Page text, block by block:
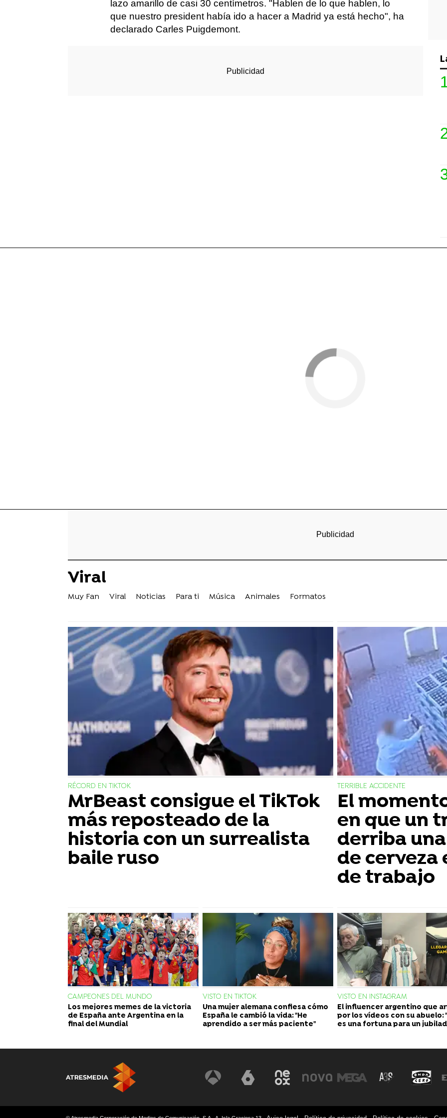
lazo amarillo de casi 30 centímetros. "Hablen de lo que hablen, lo
que nuestro president había ido a hacer a Madrid ya está hecho", ha
declarado Carles Puigdemont.
Viral
Muy Fan Viral Noticias Para ti Música Animales Formatos
RÉCORD EN TIKTOK
MrBeast consigue el TikTok
más reposteado de la
historia con un surrealista
baile ruso
TERRIBLE ACCIDENTE
El
en que un
derriba
de cerveza
de trabajo
CAMPEONES DEL MUNDO
Los mejores memes de la victoria
de España ante Argentina en la
final del Mundial
VISTO EN TIKTOK
Una mujer alemana confiesa cómo
España le cambió la vida: "He
aprendido a ser más paciente"
VISTO EN INSTAGRAM
El influencer argentino que
por los vídeos con su abuelo:
es una fortuna para un